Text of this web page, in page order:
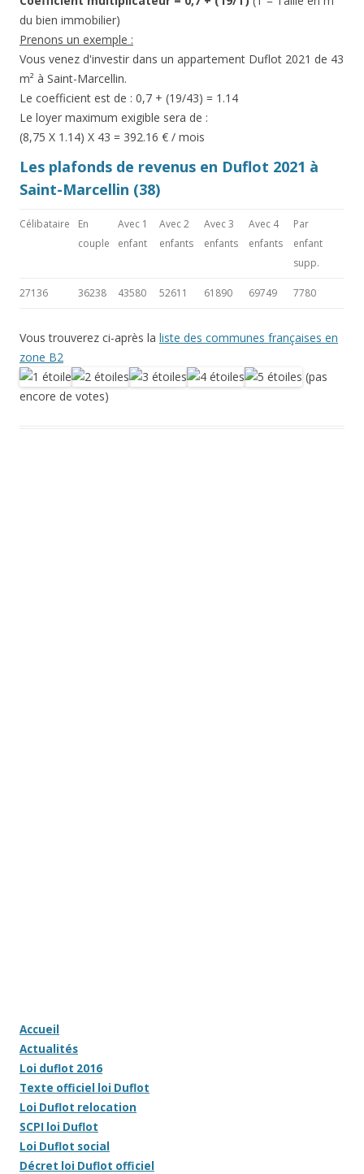
du bien immobilier)
Prenons un exemple :
Vous venez d'investir dans un appartement Duflot 2021 de 43
m² à Saint-Marcellin.
Le coefficient est de : 0,7 + (19/43) = 1.14
Le loyer maximum exigible sera de :
(8,75 X 1.14) X 43 = 392.16 € / mois
Les plafonds de revenus en Duflot 2021 à
Saint-Marcellin (38)
Célibataire
En
couple
Avec 1
enfant
Avec 2
enfants
Avec 3
enfants
Avec 4
enfants
Par
enfant
supp.
27136 36238 43580 52611 61890 69749 7780
Vous trouverez ci-après la liste des communes françaises en
zone B2
(pas
encore de votes)
Accueil
Actualités
Loi duflot 2016
Texte officiel loi Duflot
Loi Duflot relocation
SCPI loi Duflot
Loi Duflot social
Décret loi Duflot officiel